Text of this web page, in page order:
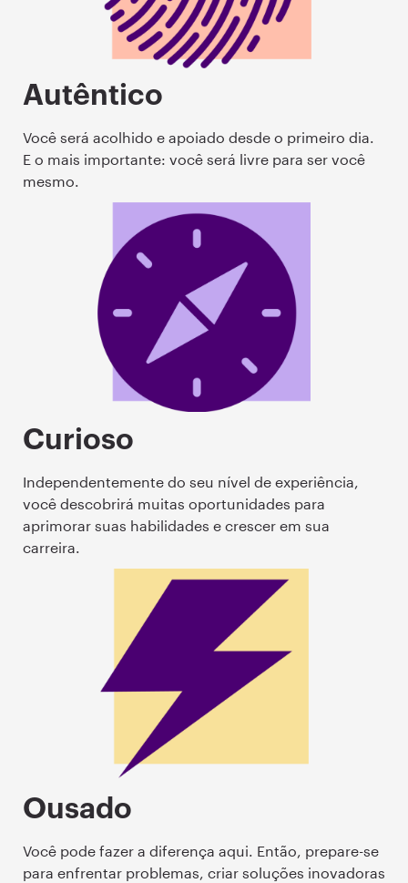
Autêntico
Você será acolhido e apoiado desde o primeiro dia.
E o mais importante: você será livre para ser você
mesmo.
Curioso
Independentemente do seu nível de experiência,
você descobrirá muitas oportunidades para
aprimorar suas habilidades e crescer em sua
carreira.
Ousado
Você pode fazer a diferença aqui. Então, prepare-se
para enfrentar problemas, criar soluções inovadoras